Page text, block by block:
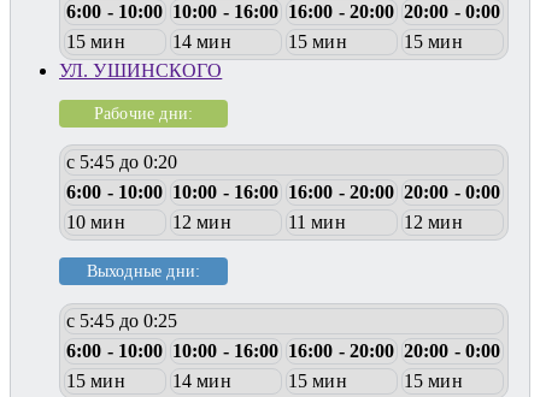
6:00 - 10:00 10:00 - 16:00 16:00 - 20:00 20:00 - 0:00
15 мин
14 мин 15 мин
15 мин
УЛ. УШИНСКОГО
Рабочие дни:
с 5:45 до 0:20
6:00 - 10:00 10:00 - 16:00 16:00 - 20:00 20:00 - 0:00
10 мин
12 мин 11 мин 12 мин
Выходные дни:
с 5:45 до 0:25
6:00 - 10:00 10:00 - 16:00 16:00 - 20:00 20:00 - 0:00
15 мин
14 мин 15 мин
15 мин